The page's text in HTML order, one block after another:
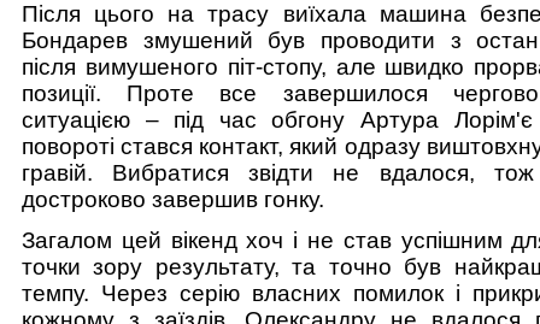
Після цього на трасу виїхала машина
Бондарев змушений був проводити з
після вимушеного піт-стопу, але швидко
позиції. Проте все завершилося
ситуацією – під час обгону Артура
повороті стався контакт, який одразу
гравій. Вибратися звідти не вдалося,
достроково завершив гонку.
Загалом цей вікенд хоч і не став успішним
точки зору результату, та точно був
темпу. Через серію власних помилок і